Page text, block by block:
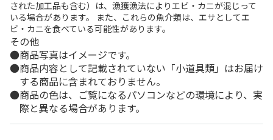
された加工品も含む）は、漁獲漁法によりエビ・カニが混じって
いる場合があります。 また、これらの魚介類は、エサとしてエ
ビ・カニを食べている可能性があります。
その他
商品写真はイメージです。
商品内容として記載されていない「小道具類」はお届け
する商品に含まれておりません。
商品の色は、ご覧になるパソコンなどの環境により、実
際と異なる場合があります。